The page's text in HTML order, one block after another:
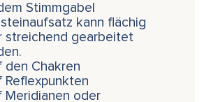
Stimmgabel
kann flächig
streichend gearbeitet
den Chakren
Reflexpunkten
Meridianen oder